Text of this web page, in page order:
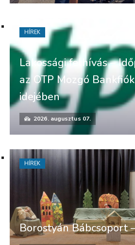
Lakossági felhívás –
az OTP Mozgó
idejében
2026. augusztus 07.
HÍREK
Borostyán Bábcsoport
HÍREK